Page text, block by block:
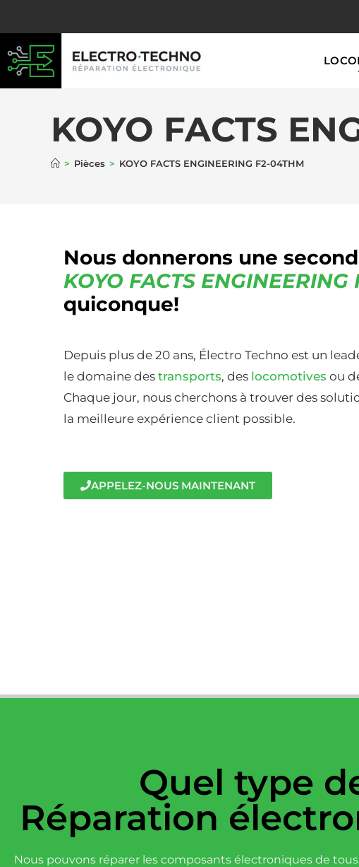
KOYO FACTS
> Pièces > KOYO FACTS ENGINEERING F2-04THM
Nous donnerons une
KOYO FACTS
quiconque!
Depuis plus de 20 ans, Électro Techno est un
le domaine des transports, des locomotives ou
Chaque jour, nous cherchons à trouver des
la meilleure expérience client possible.
APPELEZ-NOUS MAINTENANT
Quel type
Réparation
Nous pouvons réparer les composants électroniques de